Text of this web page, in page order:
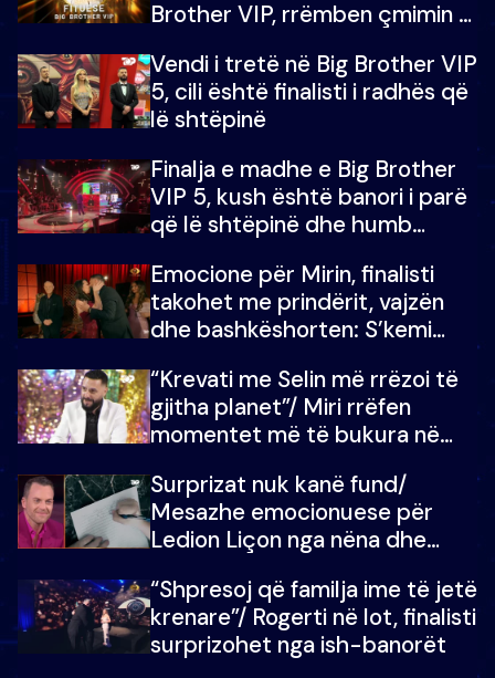
Brother VIP, rrëmben çmimin e
Vendi i tretë në Big Brother VIP
5, cili është finalisti i radhës që
lë shtëpinë
Finalja e madhe e Big Brother
VIP 5, kush është banori i parë
që lë shtëpinë dhe humb
çmimin e madh
Emocione për Mirin, finalisti
takohet me prindërit, vajzën
dhe bashkëshorten: S’kemi
“Krevati me Selin më rrëzoi të
gjitha planet”/ Miri rrëfen
momentet më të bukura në
mungojë zilja e mëngjesit kur…
Surprizat nuk kanë fund/
Mesazhe emocionuese për
Ledion Liçon nga nëna dhe
mban dot lotët: Nuk meritoj…
“Shpresoj që familja ime të jetë
krenare”/ Rogerti në lot, finalisti
surprizohet nga ish-banorët